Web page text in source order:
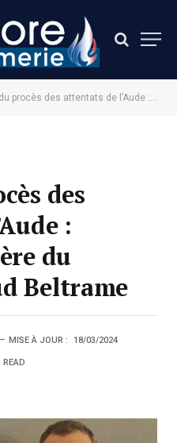
attentats de l’Aude : réaction du frère du colonel Arnaud Beltrame
des
:
du
Beltrame
MISE À JOUR : 18/03/2024